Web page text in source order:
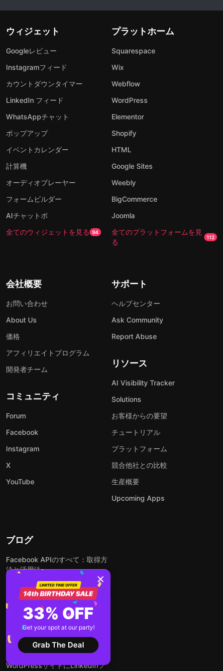
ウィジェット
Googleレビュー
Instagramフィード
カウントダウンタイマー
LinkedIn フィード
WhatsAppチャット
ポップアップ
イベントカレンダー
計算機
オーディオプレーヤー
フォームビルダー
AIチャットボ
全てのウィジェットを見る 94
プラットホーム
Squarespace
Wix
Webflow
WordPress
Elementor
Shopify
HTML
Google Sites
Weebly
BigCommerce
Joomla
全てのプラットフォームを見
る
112
会社概要
お問い合わせ
About Us
価格
アフィリエイトプログラム
開発者チーム
コミュニティ
Forum
Facebook
Instagram
X
YouTube
サポート
ヘルプセンター
Ask Community
Report Abuse
リソース
AI Visibility Tracker
Solutions
お客様からの要望
チュートリアル
プラットフォーム
競合他社との比較
生産概要
Upcoming Apps
ブログ
Facebook APIのすべて：取得方
法と活用法
ウェブサイトにGoogleレビュー
を無料で埋め込む方法
無料でできる！Instagramフィー
ドをウェブサイトに埋め込む方法
どんなウェブサイトにも無料でフ
ォームを埋め込む方法
WordPressサイトにLinkedInフ
33% OFF
Get your spot at our party!
Grab The Deal